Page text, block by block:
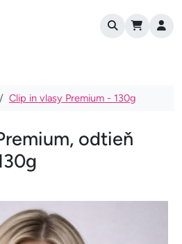
User account
Clip in vlasy Premium - 130g
odtieň